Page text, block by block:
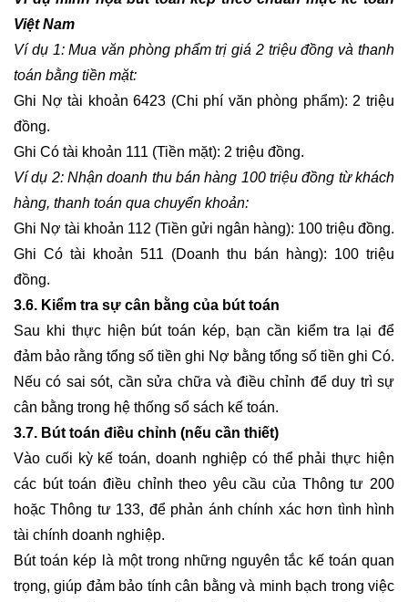
Việt Nam
Ví dụ 1: Mua văn phòng phẩm trị giá 2 triệu đồng và thanh
toán bằng tiền mặt:
Ghi Nợ tài khoản 6423 (Chi phí văn phòng phẩm): 2 triệu
đồng.
Ghi Có tài khoản 111 (Tiền mặt): 2 triệu đồng.
Ví dụ 2: Nhận doanh thu bán hàng 100 triệu đồng từ khách
hàng, thanh toán qua chuyển khoản:
Ghi Nợ tài khoản 112 (Tiền gửi ngân hàng): 100 triệu đồng.
Ghi Có tài khoản 511 (Doanh thu bán hàng): 100 triệu
đồng.
3.6. Kiểm tra sự cân bằng của bút toán
Sau khi thực hiện bút toán kép, bạn cần kiểm tra lại để
đảm bảo rằng tổng số tiền ghi Nợ bằng tổng số tiền ghi Có.
Nếu có sai sót, cần sửa chữa và điều chỉnh để duy trì sự
cân bằng trong hệ thống sổ sách kế toán.
3.7. Bút toán điều chỉnh (nếu cần thiết)
Vào cuối kỳ kế toán, doanh nghiệp có thể phải thực hiện
các bút toán điều chỉnh theo yêu cầu của Thông tư 200
hoặc Thông tư 133, để phản ánh chính xác hơn tình hình
tài chính doanh nghiệp.
Bút toán kép là một trong những nguyên tắc kế toán quan
trọng, giúp đảm bảo tính cân bằng và minh bạch trong việc